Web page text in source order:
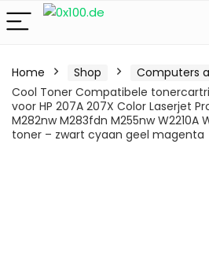
Home Shop
Computers
Cool Toner Compatibele
voor HP 207A 207X Color Laserjet
M282nw M283fdn M255nw W2210A
toner – zwart cyaan geel magenta